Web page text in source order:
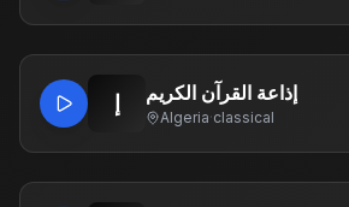
إذاعة القرآن الكريم
Algeria·classical